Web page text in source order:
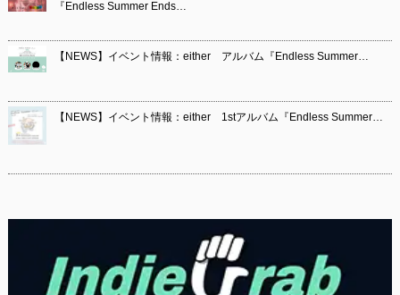
『Endless Summer Ends…
【NEWS】イベント情報：either アルバム『Endless Summer…
【NEWS】イベント情報：either 1stアルバム『Endless Summer…